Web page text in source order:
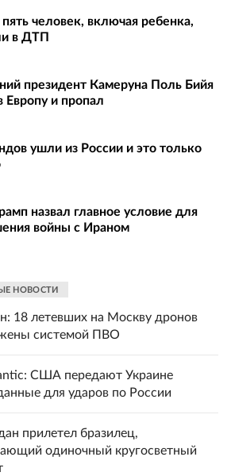
человек, включая ребенка,
в ДТП
президент Камеруна Поль Бийя
Европу и пропал
ушли из России и это только
назвал главное условие для
войны с Ираном
НОВОСТИ
18 летевших на Москву дронов
системой ПВО
США передают Украине
для ударов по России
прилетел бразилец,
одиночный кругосветный